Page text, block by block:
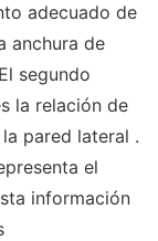
adecuado de
anchura de
segundo
la relación de
pared lateral .
el
información